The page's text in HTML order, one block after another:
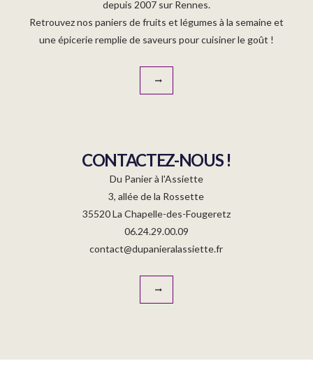
depuis 2007 sur Rennes.
Retrouvez nos paniers de fruits et légumes à la semaine et
une épicerie remplie de saveurs pour cuisiner le goût !
CONTACTEZ-NOUS !
Du Panier à l'Assiette
3, allée de la Rossette
35520 La Chapelle-des-Fougeretz
06.24.29.00.09
contact@dupanieralassiette.fr